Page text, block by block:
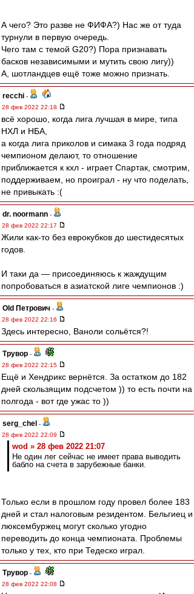
А чего? Это разве не ФИФА?) Нас же от туда
турнули в первую очередь.
Чего там с темой G20?) Пора признавать
басков независимыми и мутить свою лигу))
А, шотландцев ещё тоже можно признать.
recchi -
28 фев 2022 22:18
всё хорошо, когда лига лучшая в мире, типа
НХЛ и НБА,
а когда лига приколов и симака 3 года подряд
чемпионом делают, то отношение
приближается к кхл - играет Спартак, смотрим,
поддерживаем, но проиграл - ну что поделать,
не привыкать :(
dr. noormann -
28 фев 2022 22:17
Жили как-то без еврокубков до шестидесятых
годов.
И таки да — присоединяюсь к жаждущим
попробоваться в азиатской лиге чемпионов :)
Old Петрович -
28 фев 2022 22:16
Здесь интересно, Ваноли сольётся?!
Трувор -
28 фев 2022 22:15
Ещё и Хендрикс вернётся. За остатком до 182
дней скользящим подсчетом )) то есть почти на
полгода - вот где ужас то ))
serg_chel -
28 фев 2022 22:09
wod » 28 фев 2022 21:07
Не один лег сейчас не имеет права выводить
бабло на счета в зарубежные банки.
Только если в прошлом году провел более 183
дней и стал налоговым резидентом. Бельгиец и
люксембуржец могут сколько угодно
переводить до конца чемпионата. Проблемы
только у тех, кто при Тедеско играл.
Трувор -
28 фев 2022 22:08